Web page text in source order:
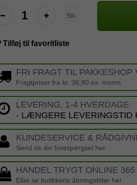
Stk.
Tilføj til favoritliste
FRI FRAGT TIL
Fragtpriser fra kr. 36,80 ex. moms
LEVERING, 1-4 HVERDAGE
- LÆNGERE LEVERINGSTID
KUNDESERVICE &
Send os din forespørgsel her
HANDEL TRYGT ONLINE
Eller se butikkens åbningstider her